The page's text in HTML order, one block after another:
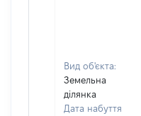
Вид об'єкта:
Земельна
ділянка
Дата набуття